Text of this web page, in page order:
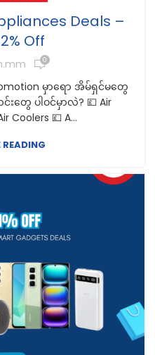
Deals –
Off
0
မှာရော အိမ်ရှင်မတွေ
ေ ပါဝင်မှာလဲ? 💷 Air
Coolers 💷 A...